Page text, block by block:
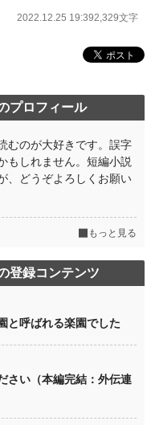
2022.12.25 19:392,329文字
プロフィール
むのが大好きです。誤字
もしれません。短編小説
、どうぞよろしくお願い
もっと見る
登録コンテンツ
と呼ばれる楽園でした
さい（本編完結：外伝連